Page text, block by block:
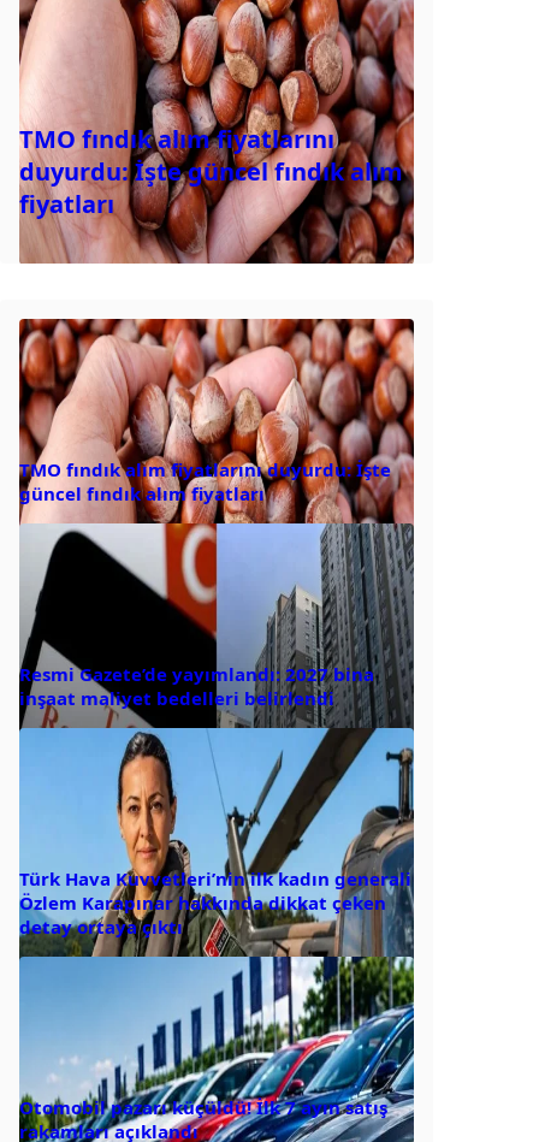
TMO fındık alım fiyatlarını
duyurdu: İşte güncel fındık alım
fiyatları
TMO fındık alım fiyatlarını duyurdu: İşte
güncel fındık alım fiyatları
Resmi Gazete’de yayımlandı: 2027 bina
inşaat maliyet bedelleri belirlendi
Türk Hava Kuvvetleri’nin ilk kadın generali
Özlem Karapınar hakkında dikkat çeken
detay ortaya çıktı
Otomobil pazarı küçüldü! İlk 7 ayın satış
rakamları açıklandı